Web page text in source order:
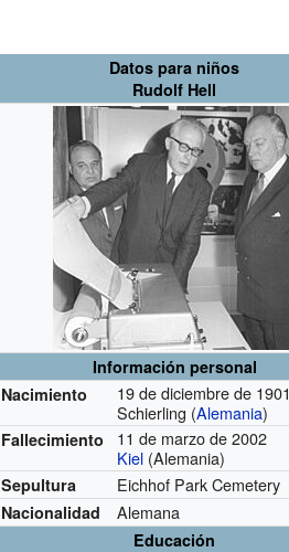
Datos para niños
Rudolf Hell
Información personal
Nacimiento
19 de diciembre de 1901
Schierling (Alemania)
Fallecimiento
11 de marzo de 2002
Kiel (Alemania)
Sepultura Eichhof Park Cemetery
Nacionalidad Alemana
Educación